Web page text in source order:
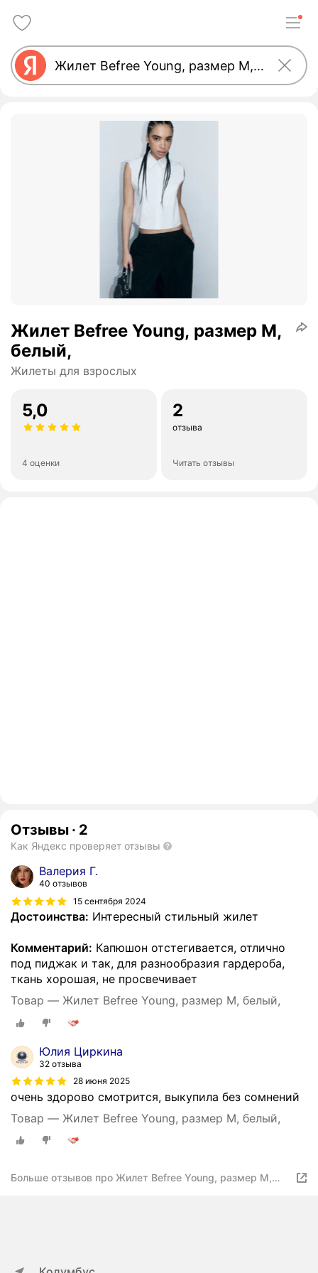
Жилет Befree Young, размер M,
белый,
Жилеты для взрослых
5,0
4 оценки
2
отзыва
Читать отзывы
Отзывы · 2
Как Яндекс проверяет отзывы
Валерия Г.
40 отзывов
15 сентября 2024
Достоинства: Интересный стильный жилет
Комментарий: Капюшон отстегивается, отлично
под пиджак и так, для разнообразия гардероба,
ткань хорошая, не просвечивает
Товар — Жилет Befree Young, размер M, белый,
Юлия Циркина
32 отзыва
28 июня 2025
очень здорово смотрится, выкупила без сомнений
Товар — Жилет Befree Young, размер M, белый,
Больше отзывов про Жилет Befree Young, размер M,